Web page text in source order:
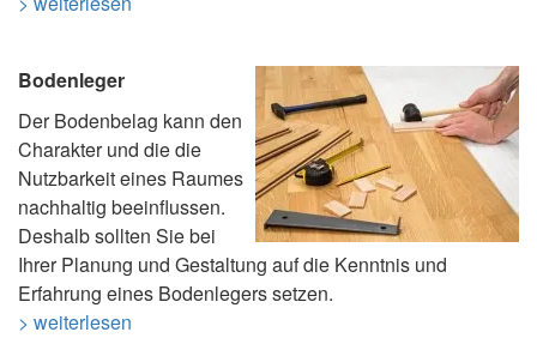
Bodenleger
Der Bodenbelag kann den
Charakter und die die
Nutzbarkeit eines Raumes
nachhaltig beeinflussen.
Deshalb sollten Sie bei
Ihrer Planung und Gestaltung auf die Kenntnis und
Erfahrung eines Bodenlegers setzen.
> weiterlesen